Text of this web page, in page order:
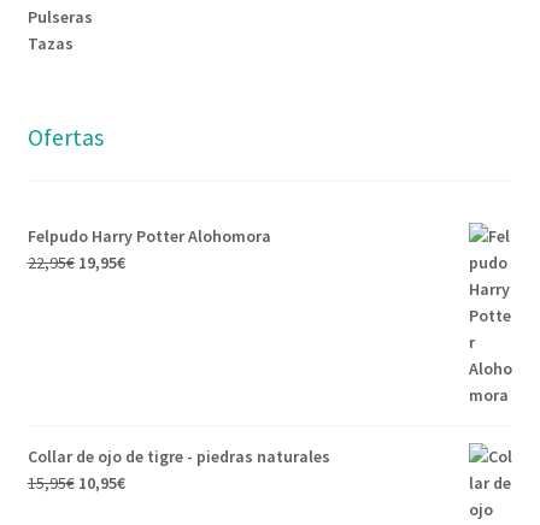
Pulseras
Tazas
Ofertas
Felpudo Harry Potter Alohomora
22,95€ 19,95€
Collar de ojo de tigre - piedras naturales
15,95€ 10,95€